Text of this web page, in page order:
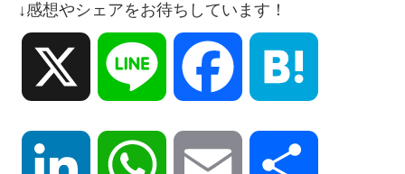
↓感想やシェアをお待ちしています！
Line Facebook
LinkedIn WhatsApp Email